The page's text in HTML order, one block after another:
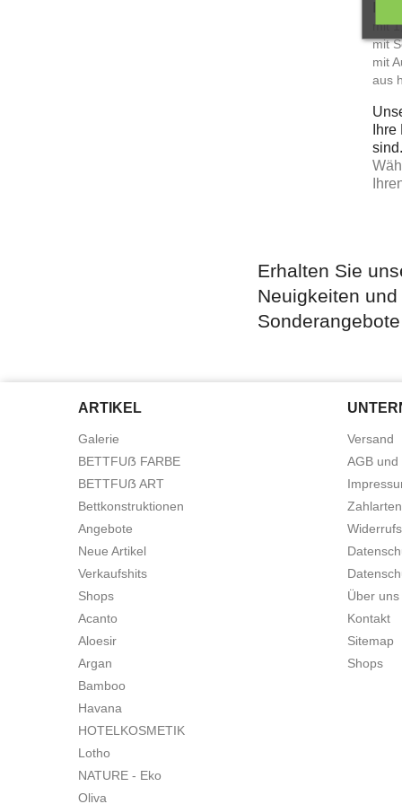
In
mit
mit
mit
aus
sind.
Erhalten Sie
Neuigkeiten und
Sonderangebote
ARTIKEL
Galerie
BETTFUẞ FARBE
BETTFUẞ ART
Bettkonstruktionen
Angebote
Neue Artikel
Verkaufshits
Shops
Acanto
Aloesir
Argan
Bamboo
Havana
HOTELKOSMETIK
Lotho
NATURE - Eko
Oliva
Versand
AGB
Zahlarten
Über uns
Kontakt
Sitemap
Shops